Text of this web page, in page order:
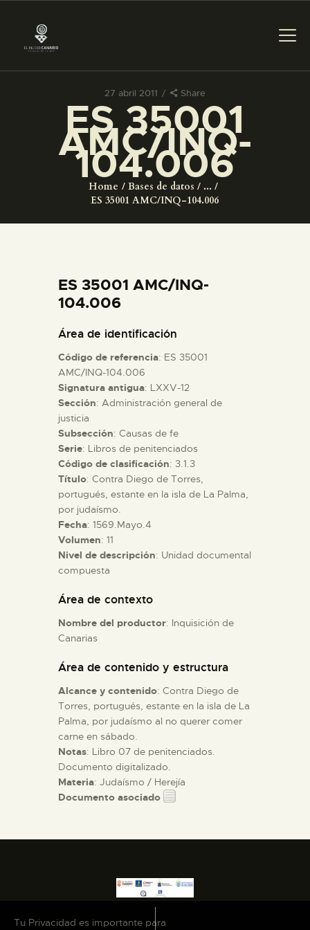
27 abril 2011 Share
ES 35001
AMC/INQ-
104.006
Home Bases de datos
...
ES 35001 AMC/INQ-104.006
PREPARAR LA VISITA
ACTIVIDADES
COLECCIONES
ESPAÑOL
PREPARAR LA VISITA
ACTIVIDADES
█
EL MUSEO
COLECCIONES
ES 35001 AMC/INQ-
104.006
Área de identificación
Código de referencia: ES 35001
AMC/INQ-104.006
Signatura antigua: LXXV-12
Sección: Administración general de
justicia
Subsección: Causas de fe
Serie: Libros de penitenciados
Código de clasificación: 3.1.3
Título: Contra Diego de Torres,
portugués, estante en la isla de La Palma,
por judaísmo.
Fecha: 1569.Mayo.4
Volumen: 11
Nivel de descripción: Unidad documental
compuesta
Área de contexto
Nombre del productor: Inquisición de
Canarias
Área de contenido y estructura
Alcance y contenido: Contra Diego de
Torres, portugués, estante en la isla de La
Palma, por judaísmo al no querer comer
carne en sábado.
Notas: Libro 07 de penitenciados.
Documento digitalizado.
Materia: Judaísmo / Herejía
Documento asociado
Tu Privacidad es importante para